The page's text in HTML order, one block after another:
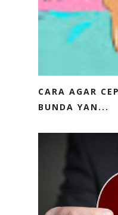
CARA AGAR
BUNDA YAN...